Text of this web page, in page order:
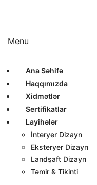
Menu
Ana Səhifə
Haqqımızda
Xidmətlər
Sertifikatlar
Layihələr
İnteryer Dizayn
Eksteryer Dizayn
Landşaft Dizayn
Təmir & Tikinti